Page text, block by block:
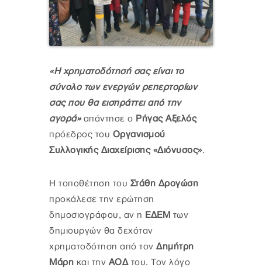
«Η χρηματοδότησή σας είναι το
σύνολο των ενεργών ρεπερτορίων
σας που θα εισπράττει από την
αγορά»απάντησε ο Ρήγας Αξελός
πρόεδρος του Οργανισμού
Συλλογικής Διαχείρισης «Διόνυσος».
Η τοποθέτηση του Στάθη Δρογώση
προκάλεσε την ερώτηση
δημοσιογράφου, αν η ΕΔΕΜ των
δημιουργών θα δεχόταν
χρηματοδότηση από τον Δημήτρη
Μάρη και την ΑΟΔ του. Τον λόγο